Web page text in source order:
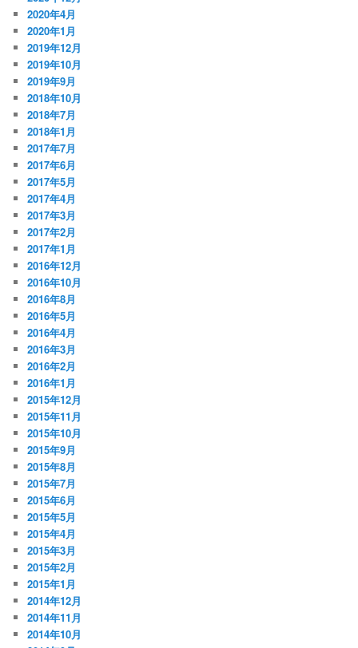
2020年4月
2020年1月
2019年12月
2019年10月
2019年9月
2018年10月
2018年7月
2018年1月
2017年7月
2017年6月
2017年5月
2017年4月
2017年3月
2017年2月
2017年1月
2016年12月
2016年10月
2016年8月
2016年5月
2016年4月
2016年3月
2016年2月
2016年1月
2015年12月
2015年11月
2015年10月
2015年9月
2015年8月
2015年7月
2015年6月
2015年5月
2015年4月
2015年3月
2015年2月
2015年1月
2014年12月
2014年11月
2014年10月